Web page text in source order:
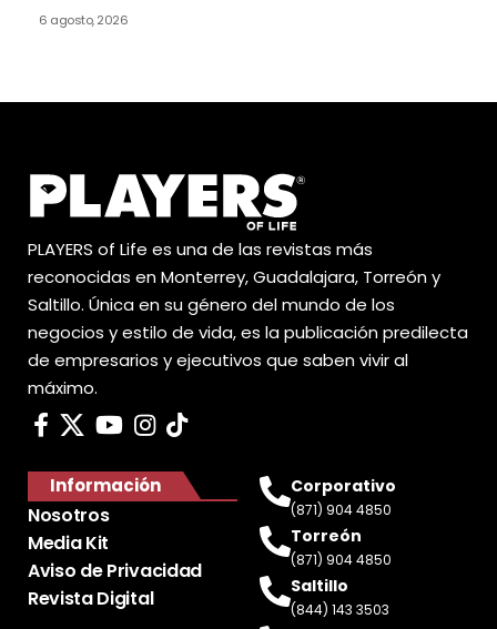
6 agosto, 2026
PLAYERS of Life es una de las revistas más
reconocidas en Monterrey, Guadalajara, Torreón y
Saltillo. Única en su género del mundo de los
negocios y estilo de vida, es la publicación predilecta
de empresarios y ejecutivos que saben vivir al
máximo.
Información
Nosotros
Media Kit
Aviso de Privacidad
Revista Digital
Corporativo
(871) 904 4850
Torreón
(871) 904 4850
Saltillo
(844) 143 3503